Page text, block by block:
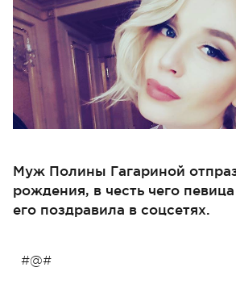
Муж Полины Гагариной
рождения, в честь чего
его поздравила в соцсетях.
#@#